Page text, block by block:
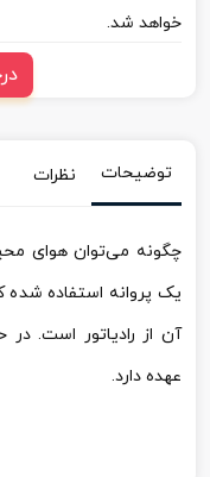
خواهد شد.
توضیحات نظرات
چگونه می‌توان هوای محیط
یک پروانه استفاده
آن از رادیاتور است.
عهده دارد.